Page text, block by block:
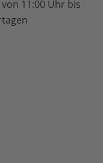
11:00 Uhr bis